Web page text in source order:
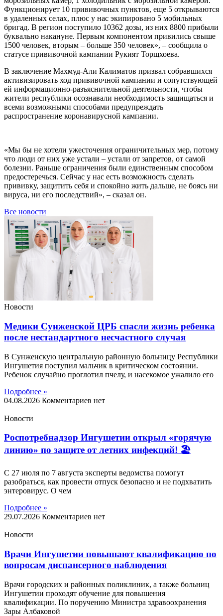
Функционирует 10 прививочных пунктов, еще 5 открываются
в удаленных селах, плюс у нас экипировано 5 мобильных
бригад. В регион поступило 10362 дозы, из них 8800 прибыли
буквально накануне. Первым компонентом привились свыше
1500 человек, вторым – больше 350 человек», – сообщила о
статусе прививочной кампании Рукият Торщхоева.
В заключение Махмуд-Али Калиматов призвал собравшихся
активизировать ход прививочной кампании и сопутствующей
ей информационно-разъяснительной деятельности, чтобы
жители республики осознавали необходимость защищаться и
всеми возможными способами предупреждать
распространение коронавирусной кампании.
«Мы бы не хотели ужесточения ограничительных мер, потому
что люди от них уже устали – устали от запретов, от самой
болезни. Раньше ограничения были единственным способом
предостеречься. Сейчас у нас есть возможность сделать
прививку, защитить себя и спокойно жить дальше, не боясь ни
вируса, ни его последствий», – сказал он.
Все новости
Новости
Медики Сунженской ЦРБ спасли жизнь ребенка
после нестандартного несчастного случая
В Сунженскую центральную районную больницу Республики
Ингушетия поступил мальчик в критическом состоянии.
Ребенок случайно проглотил пчелу, и насекомое ужалило его
Подробнее »
04.08.2026 Комментариев нет
Новости
Роспотребнадзор Ингушетии открыл «горячую
линию» по защите от летних инфекций! 🏖
С 27 июля по 7 августа эксперты ведомства помогут
разобраться, как провести отпуск безопасно и не подхватить
энтеровирус. О чем
Подробнее »
29.07.2026 Комментариев нет
Новости
Врачи Ингушетии повышают квалификацию по
вопросам диспансерного наблюдения
Врачи городских и районных поликлиник, а также больниц
Ингушетии проходят обучение для повышения
квалификации. По поручению Министра здравоохранения
Зары Албаковой